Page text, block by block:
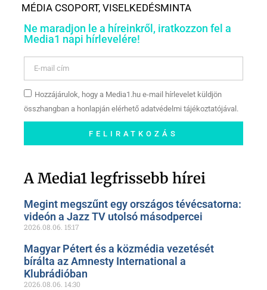
MÉDIA CSOPORT, VISELKEDÉSMINTA
Ne maradjon le a híreinkről, iratkozzon fel a
Media1 napi hírlevelére!
Hozzájárulok, hogy a Media1.hu e-mail hírlevelet küldjön
összhangban a honlapján elérhető adatvédelmi tájékoztatójával.
FELIRATKOZÁS
oldalunkon!
A Media1 legfrissebb hírei
Megint megszűnt egy országos tévécsatorna:
videón a Jazz TV utolsó másodpercei
2026.08.06. 15:17
Magyar Pétert és a közmédia vezetését
bírálta az Amnesty International a
Klubrádióban
2026.08.06. 14:30